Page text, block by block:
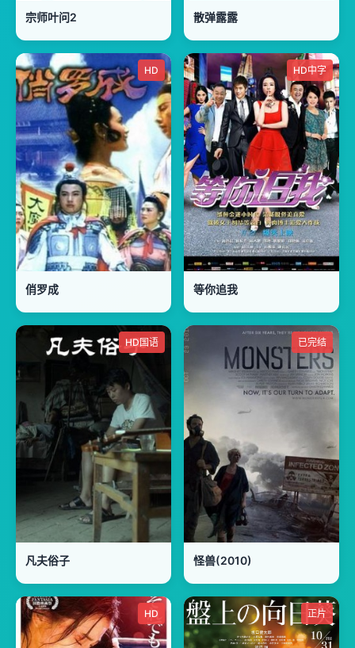
宗师叶问2 散弹露露
HD
俏罗成
HD中字
等你追我
HD国语
凡夫俗子
已完结
怪兽(2010)
HD 正片